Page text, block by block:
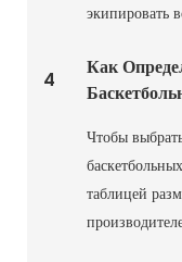
экипировать
4
Как
Чтобы
таблицей